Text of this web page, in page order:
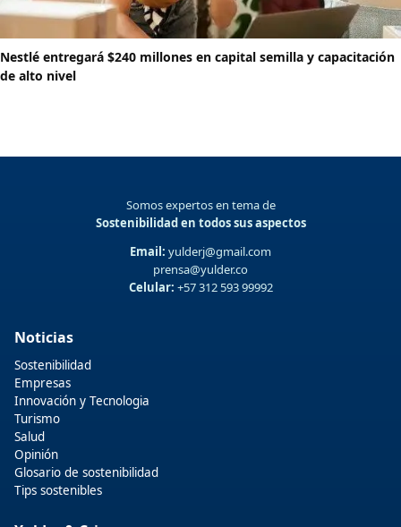
Nestlé entregará $240 millones en capital semilla y capacitación
de alto nivel
Somos expertos en tema de
Sostenibilidad en todos sus aspectos
Email: yulderj@gmail.com
prensa@yulder.co
Celular: +57 312 593 99992
Noticias
Sostenibilidad
Empresas
Innovación y Tecnologia
Turismo
Salud
Opinión
Glosario de sostenibilidad
Tips sostenibles